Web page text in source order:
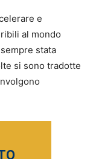
e
al mondo
stata
si sono tradotte